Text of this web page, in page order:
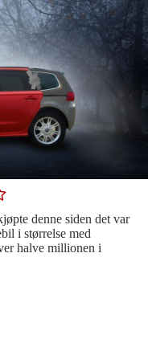
denne siden det var
i størrelse med
halve millionen i